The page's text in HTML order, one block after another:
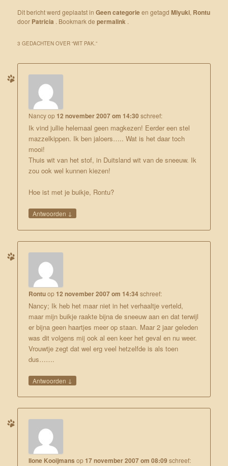
Dit bericht werd geplaatst inGeen categorieen getagdMiyuki, Rontu
door Patricia . Bookmark depermalink .
3 GEDACHTEN OVER “WIT PAK.”
Nancyop 12 november 2007 om 14:30 schreef:
Ik vind jullie helemaal geen magkezen! Eerder een stel
mazzelkippen. Ik ben jaloers….. Wat is het daar toch
mooi!
Thuis wit van het stof, in Duitsland wit van de sneeuw. Ik
zou ook wel kunnen kiezen!
Hoe ist met je buikje, Rontu?
Antwoorden ↓
Rontuop 12 november 2007 om 14:34schreef:
Nancy; Ik heb het maar niet in het verhaaltje verteld,
maar mijn buikje raakte bijna de sneeuw aan en dat terwijl
er bijna geen haartjes meer op staan. Maar 2 jaar geleden
was dit volgens mij ook al een keer het geval en nu weer.
Vrouwtje zegt dat wel erg veel hetzelfde is als toen
dus…….
Antwoorden ↓
Ilone Kooijmans op 17 november 2007 om 08:09 schreef: